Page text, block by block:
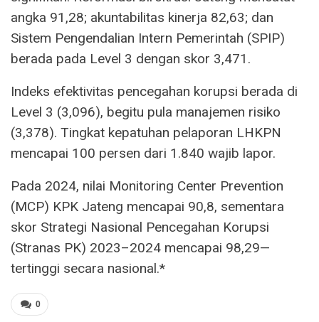
angka 91,28; akuntabilitas kinerja 82,63; dan
Sistem Pengendalian Intern Pemerintah (SPIP)
berada pada Level 3 dengan skor 3,471.
Indeks efektivitas pencegahan korupsi berada di
Level 3 (3,096), begitu pula manajemen risiko
(3,378). Tingkat kepatuhan pelaporan LHKPN
mencapai 100 persen dari 1.840 wajib lapor.
Pada 2024, nilai Monitoring Center Prevention
(MCP) KPK Jateng mencapai 90,8, sementara
skor Strategi Nasional Pencegahan Korupsi
(Stranas PK) 2023–2024 mencapai 98,29—
tertinggi secara nasional.*
0